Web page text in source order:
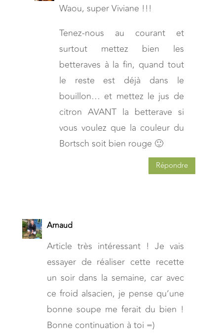
Waou, super Viviane !!!
Tenez-nous au courant et
surtout mettez bien les
betteraves à la fin, quand tout
le reste est déjà dans le
bouillon… et mettez le jus de
citron AVANT la betterave si
vous voulez que la couleur du
Bortsch soit bien rouge 🙂
Répondre
Arnaud
Article très intéressant ! Je vais
essayer de réaliser cette recette
un soir dans la semaine, car avec
ce froid alsacien, je pense qu’une
bonne soupe me ferait du bien !
Bonne continuation à toi =)